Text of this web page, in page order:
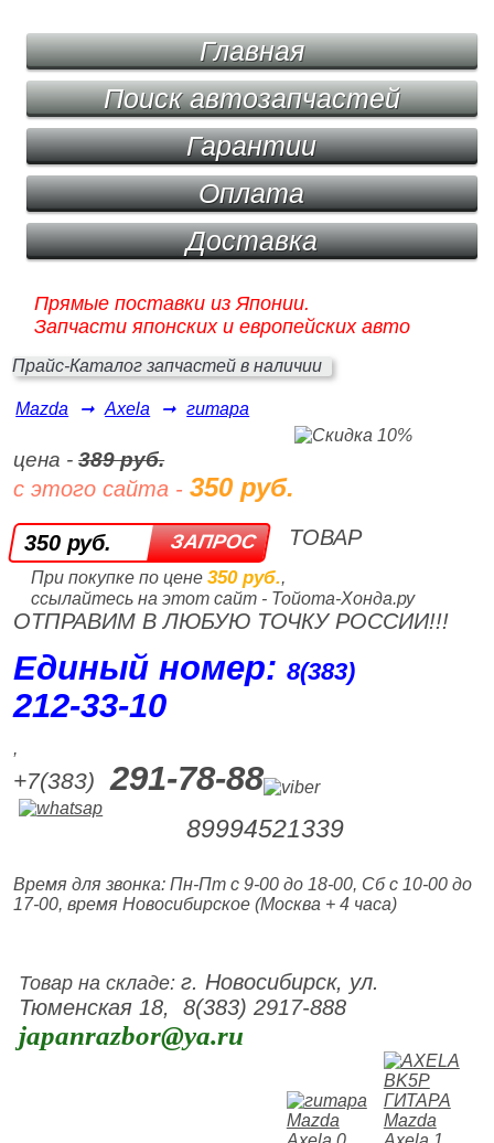
Главная
Поиск автозапчастей
Гарантии
Оплата
Доставка
Прямые поставки из Японии.
Запчасти японских и европейских авто
Прайс-Каталог запчастей в наличии
Mazda ➞ Axela ➞ гитара
цена -389 руб.
с этого сайта -350 руб.
350 руб.
При покупке по цене 350 руб.,
ссылайтесь на этот сайт - Тойота-Хонда.ру
ТОВАР
ОТПРАВИМ В ЛЮБУЮ ТОЧКУ РОССИИ!!!
Единый номер:8(383)
212‑33‑10
,
+7(383) 291-78-88
89994521339
Время для звонка: Пн-Пт с 9-00 до 18-00, Сб с 10-00 до
17-00, время Новосибирское (Москва + 4 часа)
Товар на складе:г. Новосибирск, ул.
Тюменская 18, 8(383) 2917-888
japanrazbor@ya.ru